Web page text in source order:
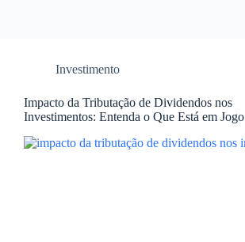
Investimento
Impacto da Tributação de Dividendos nos
Investimentos: Entenda o Que Está em Jogo